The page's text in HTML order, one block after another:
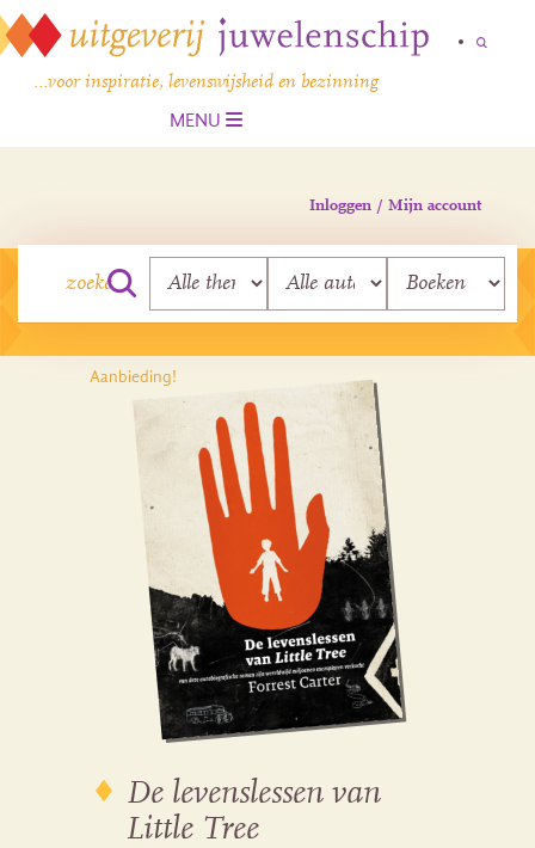
…voor inspiratie, levenswijsheid en bezinning
MENU
Inloggen / Mijn account
Aanbieding!
De levenslessen van
Little Tree